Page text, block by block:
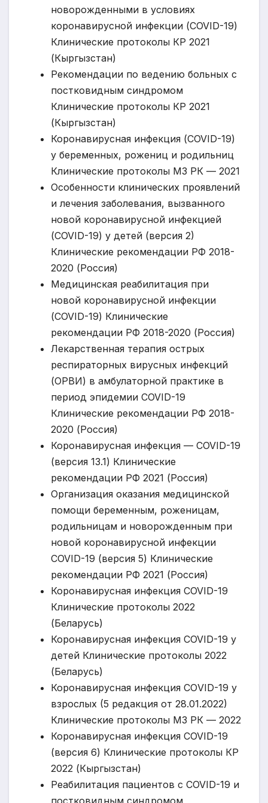
новорожденными в условиях
коронавирусной инфекции (COVID-19)
Клинические протоколы КР 2021
(Кыргызстан)
Рекомендации по ведению больных с
постковидным синдромом
Клинические протоколы КР 2021
(Кыргызстан)
Коронавирусная инфекция (COVID-19)
у беременных, рожениц и родильниц
Клинические протоколы МЗ РК — 2021
Особенности клинических проявлений
и лечения заболевания, вызванного
новой коронавирусной инфекцией
(COVID-19) у детей (версия 2)
Клинические рекомендации РФ 2018-
2020 (Россия)
Медицинская реабилитация при
новой коронавирусной инфекции
(COVID-19) Клинические
рекомендации РФ 2018-2020 (Россия)
Лекарственная терапия острых
респираторных вирусных инфекций
(ОРВИ) в амбулаторной практике в
период эпидемии COVID-19
Клинические рекомендации РФ 2018-
2020 (Россия)
Коронавирусная инфекция — COVID-19
(версия 13.1) Клинические
рекомендации РФ 2021 (Россия)
Организация оказания медицинской
помощи беременным, роженицам,
родильницам и новорожденным при
новой коронавирусной инфекции
COVID-19 (версия 5) Клинические
рекомендации РФ 2021 (Россия)
Коронавирусная инфекция COVID-19
Клинические протоколы 2022
(Беларусь)
Коронавирусная инфекция COVID-19 у
детей Клинические протоколы 2022
(Беларусь)
Коронавирусная инфекция CОVID-19 у
взрослых (5 редакция от 28.01.2022)
Клинические протоколы МЗ РК — 2022
Коронавирусная инфекция COVID-19
(версия 6) Клинические протоколы КР
2022 (Кыргызстан)
Реабилитация пациентов с COVID-19 и
постковидным синдромом